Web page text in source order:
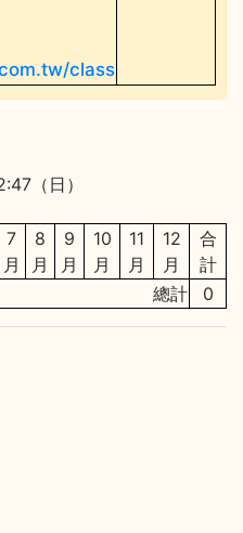
class
（日）
7
月
8
月
9
月
10
月
11
月
12
月
合
計
總計
0